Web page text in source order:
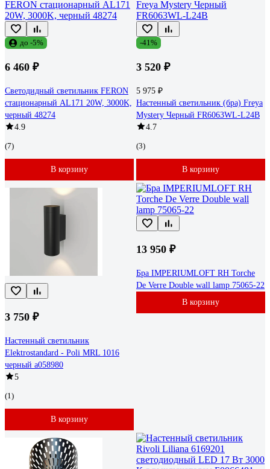
до -5%
6 460 ₽
Светодидный светильник FERON
стационарный AL171 20W, 3000K,
черный 48274
4.9
(7)
В корзину
-41%
3 520 ₽
5 975 ₽
Настенный светильник (бра) Freya
Mystery Черный FR6063WL-L24B
4.7
(3)
В корзину
3 750 ₽
Настенный светильник
Elektrostandard - Poli MRL 1016
черный a058980
5
(1)
В корзину
13 950 ₽
Бра IMPERIUMLOFT RH Torche
De Verre Double wall lamp 75065-22
В корзину